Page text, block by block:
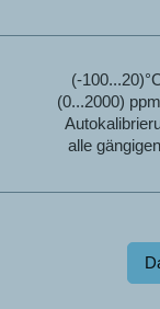
(-
ppm
gängigen